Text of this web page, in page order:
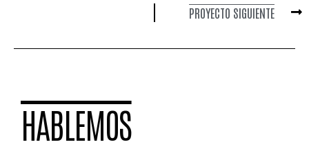
PROYECTO SIGUIENTE
HABLEMOS